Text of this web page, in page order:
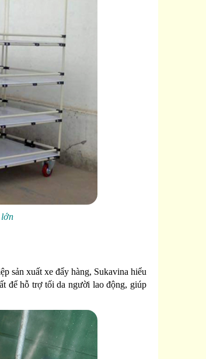
lớn
sản xuất xe đẩy hàng, Sukavina hiểu
để hỗ trợ tối da người lao động, giúp